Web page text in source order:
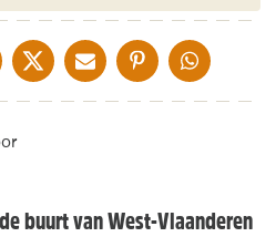
OP FACEBOOK
DELEN OP XDELEN VIA DE MAIL
DELEN OP PINTEREST
DELEN OP
buurt van West-Vlaanderen